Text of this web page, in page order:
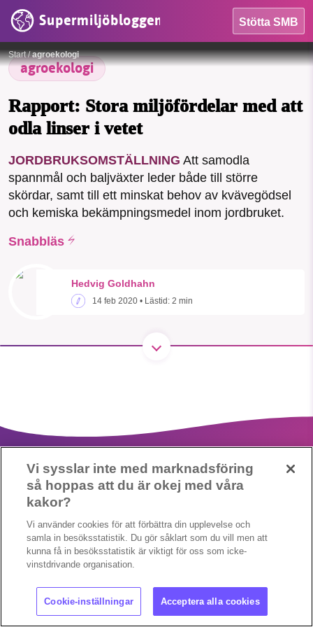
Supermiljöbloggen Stötta SMB
OMRÅDEN
OM OSS
Start/agroekologi
agroekologi
Rapport: Stora miljöfördelar med att
odla linser i vetet
JORDBRUKSOMSTÄLLNING Att samodla
spannmål och baljväxter leder både till större
skördar, samt till ett minskat behov av kvävegödsel
och kemiska bekämpningsmedel inom jordbruket.
Snabbläs
Hedvig Goldhahn
14 feb 2020 • Lästid: 2 min
Foto:Pexels: Lucas
Copyright 2023 © Supermiljöbloggen Cookieinställningar
nyhetsbevakning och granskningar. Nu
Stötta vårt arbete genom att swisha en slant till
1231368703
Läs vad vi vill göra
Vi sysslar inte med marknadsföring
så hoppas att du är okej med våra
kakor?
Vi använder cookies för att förbättra din upplevelse och
samla in besöksstatistik. Du gör såklart som du vill men att
kunna få in besöksstatistik är viktigt för oss som icke-
vinstdrivande organisation.
Cookie-inställningar Acceptera alla cookies